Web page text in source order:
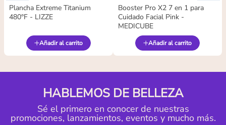
Plancha Extreme Titanium
480°F - LIZZE
Añadir al carrito
Booster Pro X2 7 en 1 para
Cuidado Facial Pink -
MEDICUBE
Añadir al carrito
HABLEMOS DE BELLEZA
Sé el primero en conocer de nuestras
promociones, lanzamientos, eventos y mucho más.